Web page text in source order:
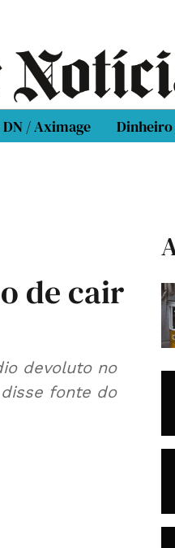
/ Aximage
de cair
devoluto no
fonte do